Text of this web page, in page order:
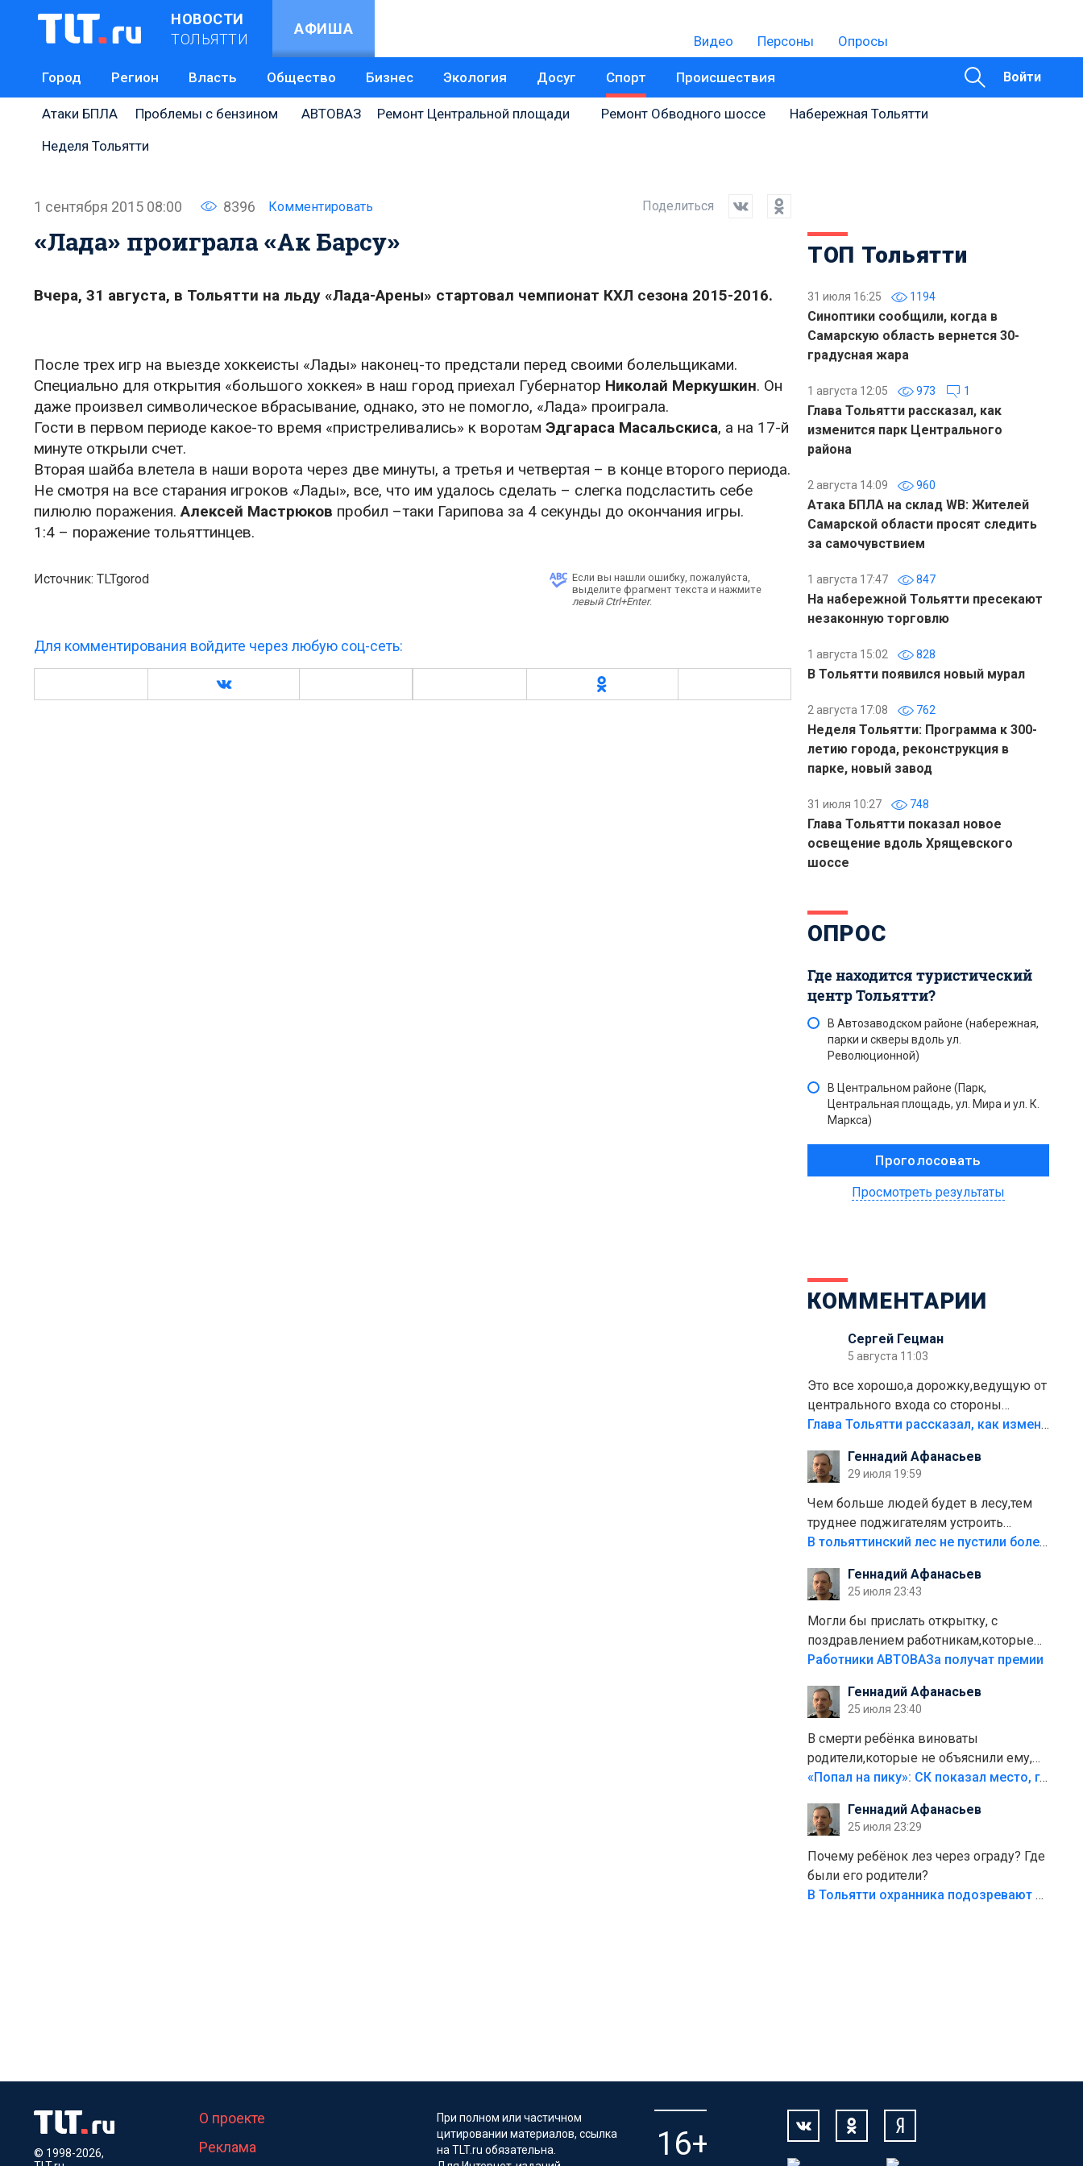
НОВОСТИ
ТОЛЬЯТТИ
АФИША
Видео Персоны Опросы
Город Регион Власть Общество Бизнес Экология Досуг Спорт Происшествия Войти
Атаки БПЛА Проблемы с бензином АВТОВАЗ Ремонт Центральной площади Ремонт Обводного шоссе
Набережная Тольятти
Неделя Тольятти
1 сентября 2015 08:00 8396 Комментировать Поделиться
«Лада» проиграла «Ак Барсу»
Вчера, 31 августа, в Тольятти на льду «Лада-Арены» стартовал чемпионат КХЛ сезона 2015-2016.
После трех игр на выезде хоккеисты «Лады» наконец-то предстали перед своими болельщиками.
Специально для открытия «большого хоккея» в наш город приехал Губернатор Николай Меркушкин. Он
даже произвел символическое вбрасывание, однако, это не помогло, «Лада» проиграла.
Гости в первом периоде какое-то время «пристреливались» к воротам Эдгараса Масальскиса, а на 17-й
минуте открыли счет.
Вторая шайба влетела в наши ворота через две минуты, а третья и четвертая – в конце второго периода.
Не смотря на все старания игроков «Лады», все, что им удалось сделать – слегка подсластить себе
пилюлю поражения. Алексей Мастрюков пробил –таки Гарипова за 4 секунды до окончания игры.
1:4 – поражение тольяттинцев.
Источник: TLTgorod
Если вы нашли ошибку, пожалуйста,
выделите фрагмент текста и нажмите
левый Ctrl+Enter.
Для комментирования войдите через любую соц-сеть:
ТОП Тольятти
31 июля 16:25 1194
Синоптики сообщили, когда в
Самарскую область вернется 30-
градусная жара
1 августа 12:05 973 1
Глава Тольятти рассказал, как
изменится парк Центрального
района
2 августа 14:09 960
Атака БПЛА на склад WB: Жителей
Самарской области просят следить
за самочувствием
1 августа 17:47 847
На набережной Тольятти пресекают
незаконную торговлю
1 августа 15:02 828
В Тольятти появился новый мурал
2 августа 17:08 762
Неделя Тольятти: Программа к 300-
летию города, реконструкция в
парке, новый завод
31 июля 10:27 748
Глава Тольятти показал новое
освещение вдоль Хрящевского
шоссе
ОПРОС
Где находится туристический
центр Тольятти?
В Автозаводском районе (набережная,
парки и скверы вдоль ул.
Революционной)
В Центральном районе (Парк,
Центральная площадь, ул. Мира и ул. К.
Маркса)
Просмотреть результаты
КОММЕНТАРИИ
Сергей Гецман
5 августа 11:03
Это все хорошо,а дорожку,ведущую от
центрального входа со стороны
кафе"Мираж" к аттракционам слабо
плитки не хватило,т.к.осенью и зимой
лежала в парке и испортилась.Да
еще,видимо,часть украли.
Глава Тольятти рассказал, как изменится парк Центрального района
Геннадий Афанасьев
29 июля 19:59
Чем больше людей будет в лесу,тем
труднее поджигателям устроить
пожар.Тех кто разводит костры,тех
полно стоит,почему водители всё
равно едут в лес? Штрафы мизерные.
В тольяттинский лес не пустили более тысячи автомобилей
Геннадий Афанасьев
25 июля 23:43
Могли бы прислать открытку, с
поздравлением работникам,которые
больше сорока лет отработали на
Работники АВТОВАЗа получат премии
Геннадий Афанасьев
25 июля 23:40
В смерти ребёнка виноваты
родители,которые не объяснили ему,
что такое хорошо и что такое плохо!
безумия,есть же калитка,ворота!
Жалко ребёнка,но он сам выбрал свою
судьбу.
«Попал на пику»: СК показал место, где был смертельно травмирован ребенок в Тольятти
Геннадий Афанасьев
25 июля 23:29
Почему ребёнок лез через ограду? Где
были его родители?
В Тольятти охранника подозревают в причинении смерти ребенку
© 1998-2026,
О проекте
Реклама
При полном или частичном
цитировании материалов, ссылка
на TLT.ru обязательна.